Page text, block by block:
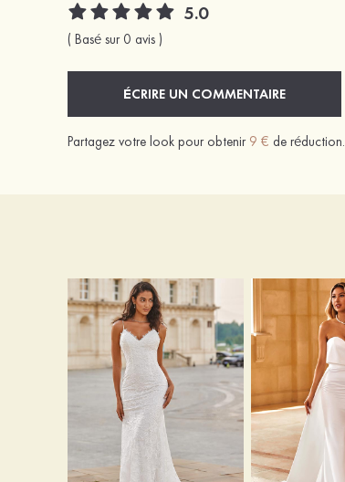
5.0
( Basé sur 0 avis )
ÉCRIRE UN COMMENTAIRE
Partagez votre look pour obtenir 9 € de réduction.